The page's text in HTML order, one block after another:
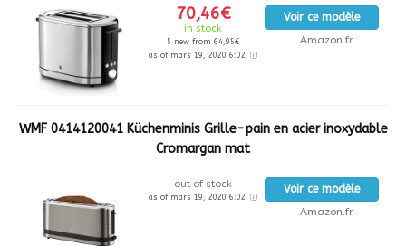
70,46€
in stock
5 new from 64,95€
as of mars 19, 2020 6:02
Voir ce modèle
Amazon.fr
WMF 0414120041 Küchenminis Grille-pain en acier inoxydable
Cromargan mat
out of stock
as of mars 19, 2020 6:02
Voir ce modèle
Amazon.fr